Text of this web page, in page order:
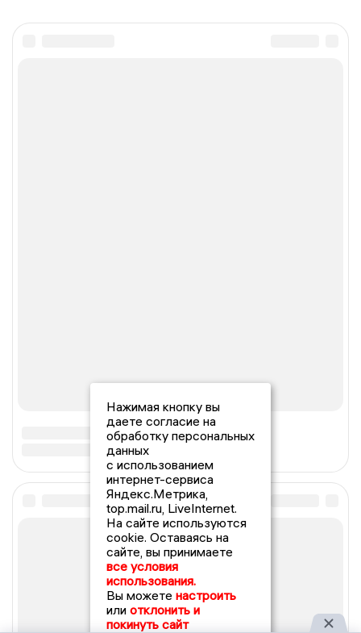
Нажимая кнопку вы
даете согласие на
обработку персональных
данных
с использованием
интернет-сервиса
Яндекс.Метрика,
top.mail.ru, LiveInternet.
На сайте используются
cookie. Оставаясь на
сайте, вы принимаете
все условия
использования.
Вы можете настроить
или отклонить и
покинуть сайт